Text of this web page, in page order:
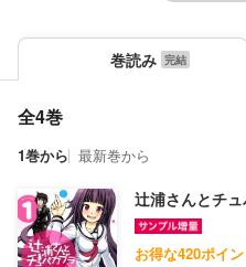
巻読み
全4巻
1巻から 最新巻から
辻浦さんとチ
お得な420ポイ